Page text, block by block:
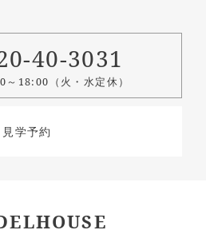
40-3031
18:00（火・水定休）
見学予約